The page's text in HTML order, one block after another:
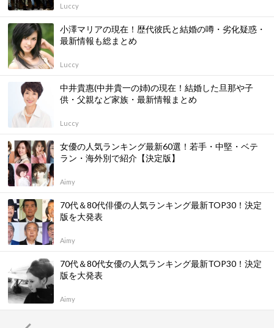
Luccy
小澤マリアの現在！歴代彼氏と結婚の噂・劣化疑惑・
最新情報も総まとめ
Luccy
中井貴惠(中井貴一の姉)の現在！結婚した旦那や子
供・父親など家族・最新情報まとめ
Luccy
女優の人気ランキング最新60選！若手・中堅・ベテ
ラン・海外別で紹介【決定版】
Aimy
70代＆80代俳優の人気ランキング最新TOP30！決定
版を大発表
Aimy
70代＆80代女優の人気ランキング最新TOP30！決定
版を大発表
Aimy